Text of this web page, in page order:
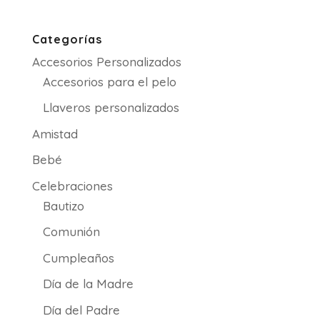
Categorías
Accesorios Personalizados
Accesorios para el pelo
Llaveros personalizados
Amistad
Bebé
Celebraciones
Bautizo
Comunión
Cumpleaños
Día de la Madre
Día del Padre